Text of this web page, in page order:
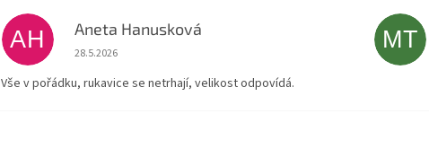
AH Aneta Hanusková
Hodnocení obchodu je 5 z 5 hvězdiček.
28.5.2026
Vše v pořádku, rukavice se netrhají, velikost odpovídá.
MT